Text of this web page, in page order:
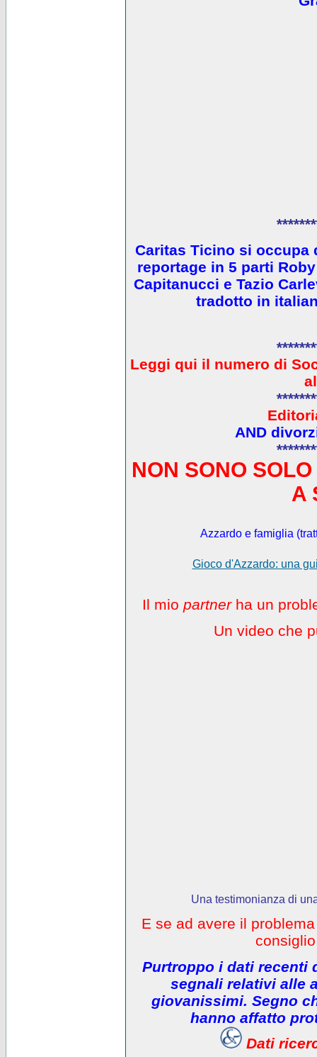
Caritas Ticino si occupa
reportage in 5 parti
Capitanucci e Tazio
tradotto in
Leggi qui il numero di
AND
NON SONO
A
Azzardo e famiglia
Gioco d'Azzardo: una
Il mio partnerha un
Un video che
Una testimonianza di
E se ad avere il
Purtroppo i dati recenti
segnali relativi alle
giovanissimi. Segno
hanno affatto
Dati